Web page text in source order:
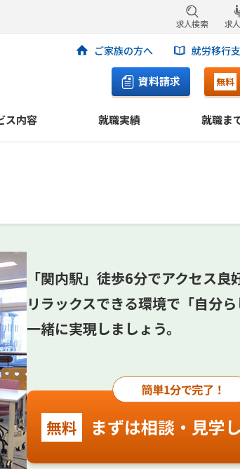
求人検索 求
ご家族の方へ 就労移行
資料請求 無料
ス内容 就職実績 就職ま
「関内駅」徒歩6分でアクセス良
リラックスできる環境で「自分
一緒に実現しましょう。
無料 まずは相談・見学